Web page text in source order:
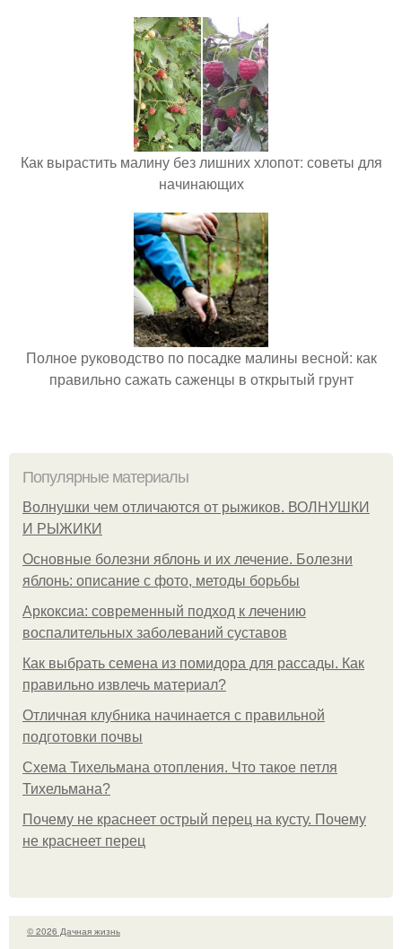
Как вырастить малину без лишних хлопот: советы для
начинающих
Полное руководство по посадке малины весной: как
правильно сажать саженцы в открытый грунт
Популярные материалы
Волнушки чем отличаются от рыжиков. ВОЛНУШКИ
И РЫЖИКИ
Основные болезни яблонь и их лечение. Болезни
яблонь: описание с фото, методы борьбы
Аркоксиа: современный подход к лечению
воспалительных заболеваний суставов
Как выбрать семена из помидора для рассады. Как
правильно извлечь материал?
Отличная клубника начинается с правильной
подготовки почвы
Схема Тихельмана отопления. Что такое петля
Тихельмана?
Почему не краснеет острый перец на кусту. Почему
не краснеет перец
© 2026 Дачная жизнь